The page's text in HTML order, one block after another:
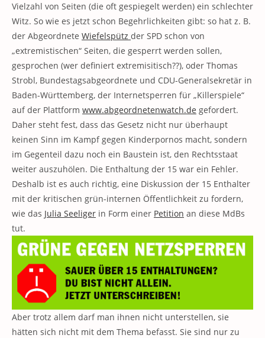
Vielzahl von Seiten (die oft gespiegelt werden) ein schlechter
Witz. So wie es jetzt schon Begehrlichkeiten gibt: so hat z. B.
der Abgeordnete Wiefelspütz der SPD schon von
„extremistischen“ Seiten, die gesperrt werden sollen,
gesprochen (wer definiert extremisitisch??), oder Thomas
Strobl, Bundestagsabgeordnete und CDU-Generalsekretär in
Baden-Württemberg, der Internetsperren für „Killerspiele“
auf der Plattform www.abgeordnetenwatch.de gefordert.
Daher steht fest, dass das Gesetz nicht nur überhaupt
keinen Sinn im Kampf gegen Kinderpornos macht, sondern
im Gegenteil dazu noch ein Baustein ist, den Rechtsstaat
weiter auszuhölen. Die Enthaltung der 15 war ein Fehler.
Deshalb ist es auch richtig, eine Diskussion der 15 Enthalter
mit der kritischen grün-internen Öffentlichkeit zu fordern,
wie das Julia Seeliger in Form einer Petition an diese MdBs
tut.
Aber trotz allem darf man ihnen nicht unterstellen, sie
hätten sich nicht mit dem Thema befasst. Sie sind nur zu